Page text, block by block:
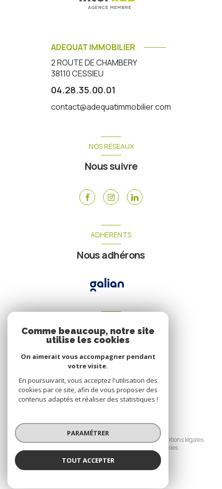
ADEQUAT IMMOBILIER
2 ROUTE DE CHAMBERY
38110CESSIEU
04.28.35.00.01
contact@adequatimmobilier.com
NOS RÉSEAUX
Nous suivre
ADHÉRENTS
Nous adhérons
Espace propriétaire
© 2026 | Tous droits réservés
Mentions légales
Cookies
Comme beaucoup, notre site
utilise les cookies
On aimerait vous accompagner pendant
votre visite.
En poursuivant, vous acceptez l'utilisation des
cookies par ce site, afin de vous proposer des
contenus adaptés et réaliser des statistiques !
PARAMÉTRER
TOUT ACCEPTER